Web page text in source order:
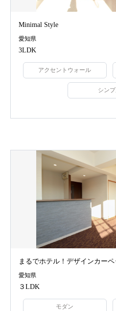
Minimal Style
愛知県
3LDK
アクセントウォール
シン
まるでホテル！デザインカー
愛知県
３LDK
モダン